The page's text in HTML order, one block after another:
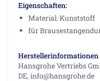
Eigenschaften:
Material: Kunststoff
für
Herstellerinformationen
Hansgrohe Vertriebs
DE, info@hansgrohe.de